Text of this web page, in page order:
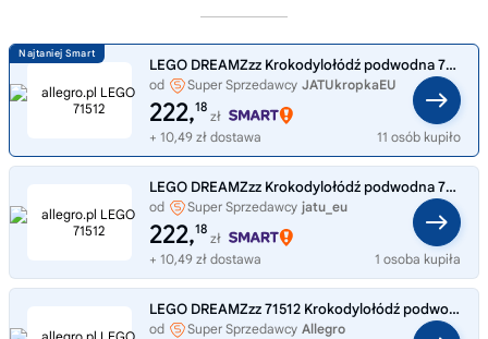
LEGO DREAMZzz Krokodylołódź podwodna 71512
od Super Sprzedawcy JATUkropkaEU
222,18
zł
+ 10,49 zł dostawa
11 osób kupiło
LEGO DREAMZzz Krokodylołódź podwodna 71512
od Super Sprzedawcy jatu_eu
222,18
zł
+ 10,49 zł dostawa
1 osoba kupiła
LEGO DREAMZzz 71512 Krokodylołódź podwodna
od Super Sprzedawcy Allegro